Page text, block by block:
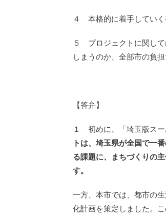
４ 本格的に着手していく
５ プロジェクトに関して
しまうのか、全部市の負
【答弁】
１ 初めに、「埼玉版スー
トは、埼玉県が全国で一
る課題に、まちづくりの
す。
一方、本市では、都市の
化計画を策定しました。